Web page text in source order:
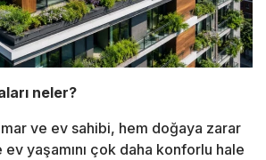
neler?
ve ev sahibi, hem doğaya zarar
yaşamını çok daha konforlu hale